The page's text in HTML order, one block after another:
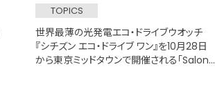
TOPICS
世界最薄の光発電エコ・ドライブウオッチ
『シチズン エコ・ドライブ ワン』を10月28日
から東京ミッドタウンで開催される「Salone